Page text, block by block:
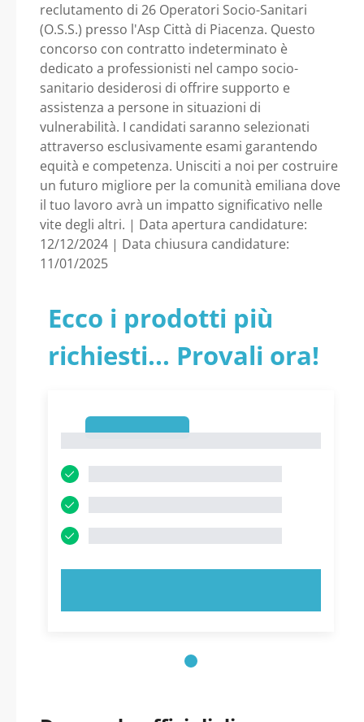
reclutamento di 26 Operatori Socio-Sanitari
(O.S.S.) presso l'Asp Città di Piacenza. Questo
concorso con contratto indeterminato è
dedicato a professionisti nel campo socio-
sanitario desiderosi di offrire supporto e
assistenza a persone in situazioni di
vulnerabilità. I candidati saranno selezionati
attraverso esclusivamente esami garantendo
equità e competenza. Unisciti a noi per costruire
un futuro migliore per la comunità emiliana dove
il tuo lavoro avrà un impatto significativo nelle
vite degli altri. | Data apertura candidature:
12/12/2024 | Data chiusura candidature:
11/01/2025
Ecco i prodotti più
richiesti... Provali ora!